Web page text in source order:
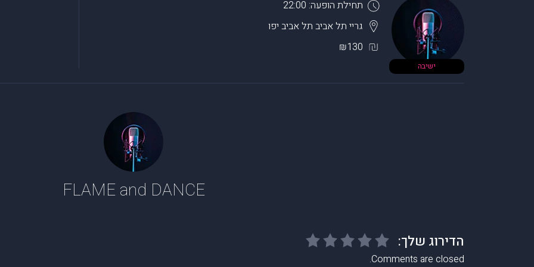
ישיבה
תחילת הופעה: 22:00
גריי תל אביב תל אביב יפו
₪130
FLAME and DANCE
Comments are closed.